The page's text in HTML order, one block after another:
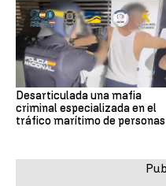
Desarticulada una mafia
criminal especializada en el
tráfico marítimo de personas